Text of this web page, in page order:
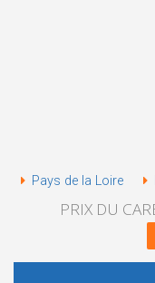
Pays de la Loire
PRIX DU